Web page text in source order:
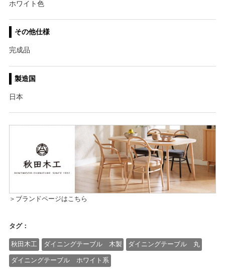
ホワイト色
その他仕様
完成品
製造国
日本
＞ブランドページはこちら
タグ：
秋田木工 ダイニングテーブル 木製 ダイニングテーブル 丸
ダイニングテーブル ホワイト系